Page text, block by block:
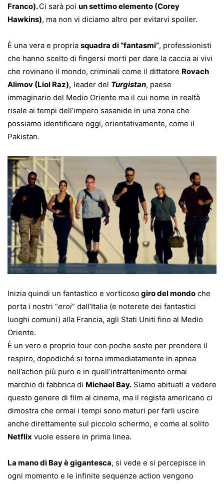
Franco).Ci sarà poi un settimo elemento (Corey
Hawkins), ma non vi diciamo altro per evitarvi spoiler.
È una vera e propria squadra di “fantasmi”, professionisti
che hanno scelto di fingersi morti per dare la caccia ai vivi
che rovinano il mondo, criminali come il dittatore Rovach
Alimov (Liol Raz), leader del Turgistan, paese
immaginario del Medio Oriente ma il cui nome in realtà
risale ai tempi dell’impero sasanide in una zona che
possiamo identificare oggi, orientativamente, come il
Pakistan.
Inizia quindi un fantastico e vorticosogiro del mondo che
porta i nostri “eroi” dall’Italia (e noterete dei fantastici
luoghi comuni) alla Francia, agli Stati Uniti fino al Medio
Oriente.
È un vero e proprio tour con poche soste per prendere il
respiro, dopodiché si torna immediatamente in apnea
nell’action più puro e in quell’intrattenimento ormai
marchio di fabbrica di Michael Bay. Siamo abituati a vedere
questo genere di film al cinema, ma il regista americano ci
dimostra che ormai i tempi sono maturi per farli uscire
anche direttamente sul piccolo schermo, e come al solito
Netflix vuole essere in prima linea.
La mano di Bay è gigantesca, si vede e si percepisce in
ogni momento e le infinite sequenze action vengono